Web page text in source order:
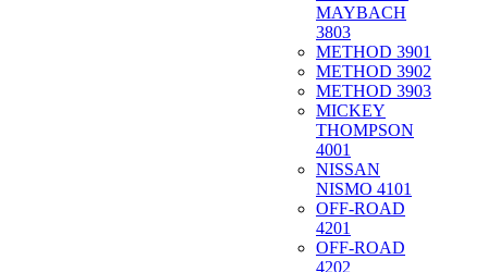
MAYBACH
3803
METHOD 3901
METHOD 3902
METHOD 3903
MICKEY
THOMPSON
4001
NISSAN
NISMO 4101
OFF-ROAD
4201
OFF-ROAD
4202